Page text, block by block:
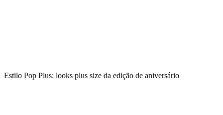
Estilo Pop Plus: looks plus size da edição de aniversário